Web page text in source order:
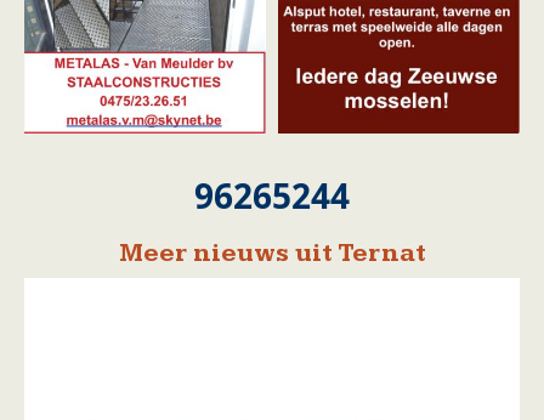
96265244
Meer nieuws uit Ternat